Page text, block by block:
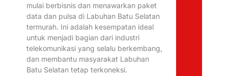
mulai berbisnis dan menawarkan paket
data dan pulsa di Labuhan Batu Selatan
termurah. Ini adalah kesempatan ideal
untuk menjadi bagian dari industri
telekomunikasi yang selalu berkembang,
dan membantu masyarakat Labuhan
Batu Selatan tetap terkoneksi.